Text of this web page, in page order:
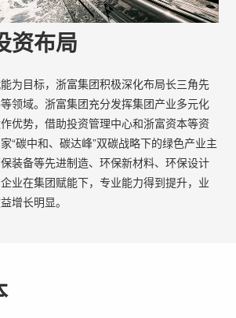
资布局
为目标，浙富集团积极深化布局长三角先
领域。浙富集团充分发挥集团产业多元化
优势，借助投资管理中心和浙富资本等资
“碳中和、碳达峰”双碳战略下的绿色产业主
装备等先进制造、环保新材料、环保设计
业在集团赋能下，专业能力得到提升，业
增长明显。